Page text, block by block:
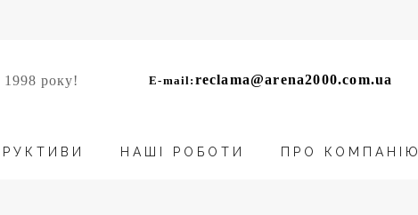
1998 року! E-mail: reclama@arena2000.com.ua
НАШІ РОБОТИ ПРО КОМПАНІЮ